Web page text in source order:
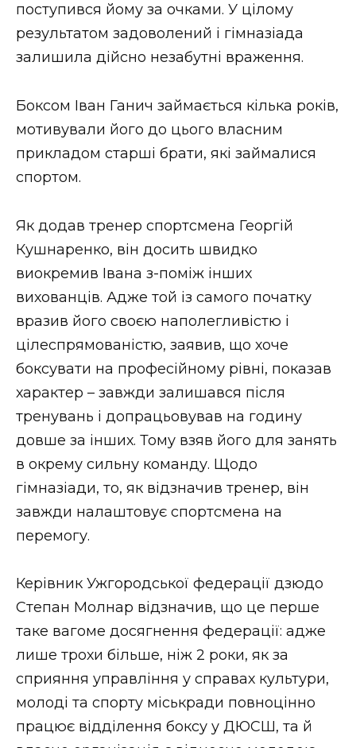
поступився йому за очками. У цілому
результатом задоволений і гімназіада
залишила дійсно незабутні враження.
Боксом Іван Ганич займається кілька років,
мотивували його до цього власним
прикладом старші брати, які займалися
спортом.
Як додав тренер спортсмена Георгій
Кушнаренко, він досить швидко
виокремив Івана з-поміж інших
вихованців. Адже той із самого початку
вразив його своєю наполегливістю і
цілеспрямованістю, заявив, що хоче
боксувати на професійному рівні, показав
характер – завжди залишався після
тренувань і допрацьовував на годину
довше за інших. Тому взяв його для занять
в окрему сильну команду. Щодо
гімназіади, то, як відзначив тренер, він
завжди налаштовує спортсмена на
перемогу.
Керівник Ужгородської федерації дзюдо
Степан Молнар відзначив, що це перше
таке вагоме досягнення федерації: адже
лише трохи більше, ніж 2 роки, як за
сприяння управління у справах культури,
молоді та спорту міськради повноцінно
працює відділення боксу у ДЮСШ, та й